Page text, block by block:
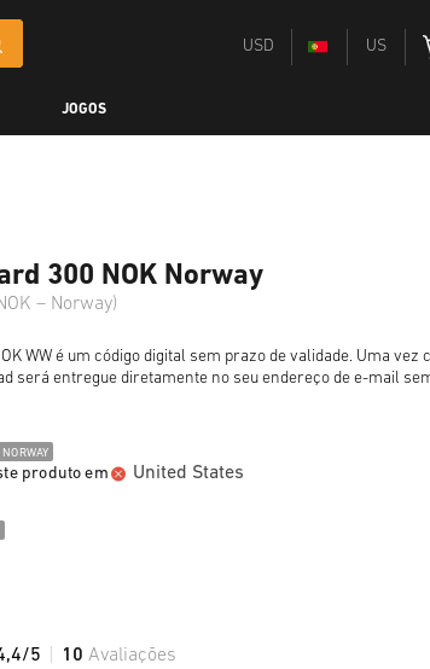
USD US
JOGOS
300 NOK Norway
– Norway)
WW é um código digital sem prazo de validade. Uma vez
será entregue diretamente no seu endereço de e-mail
NORWAY
produto em United States
5 10 Avaliações